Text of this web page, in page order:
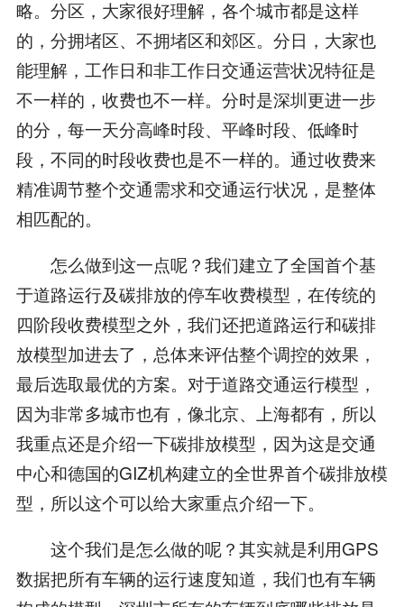
略。分区，大家很好理解，各个城市都是这样
的，分拥堵区、不拥堵区和郊区。分日，大家也
能理解，工作日和非工作日交通运营状况特征是
不一样的，收费也不一样。分时是深圳更进一步
的分，每一天分高峰时段、平峰时段、低峰时
段，不同的时段收费也是不一样的。通过收费来
精准调节整个交通需求和交通运行状况，是整体
相匹配的。
怎么做到这一点呢？我们建立了全国首个基
于道路运行及碳排放的停车收费模型，在传统的
四阶段收费模型之外，我们还把道路运行和碳排
放模型加进去了，总体来评估整个调控的效果，
最后选取最优的方案。对于道路交通运行模型，
因为非常多城市也有，像北京、上海都有，所以
我重点还是介绍一下碳排放模型，因为这是交通
中心和德国的GIZ机构建立的全世界首个碳排放模
型，所以这个可以给大家重点介绍一下。
这个我们是怎么做的呢？其实就是利用GPS
数据把所有车辆的运行速度知道，我们也有车辆